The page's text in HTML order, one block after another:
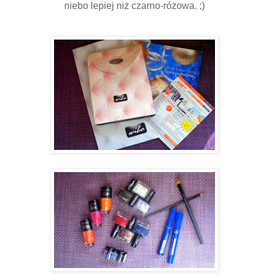
niebo lepiej niż czarno-różowa. ;)